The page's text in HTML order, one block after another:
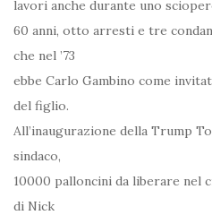
lavori anche durante uno
60 anni, otto arresti e tre
che nel ’73
ebbe Carlo Gambino come
del figlio.
All’inaugurazione della Trump
sindaco,
10000 palloncini da liberare nel
di Nick